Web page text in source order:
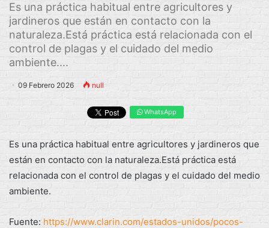
Es una práctica habitual entre agricultores y
jardineros que están en contacto con la
naturaleza.Está práctica está relacionada con el
control de plagas y el cuidado del medio
ambiente....
09 Febrero 2026 null
WhatsApp
Es una práctica habitual entre agricultores y jardineros que
están en contacto con la naturaleza.Está práctica está
relacionada con el control de plagas y el cuidado del medio
ambiente.
Fuente: https://www.clarin.com/estados-unidos/pocos-